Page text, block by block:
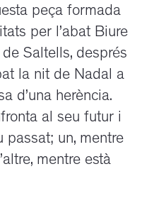
peça formada
per l’abat Biure
Saltells, després
la nit de Nadal a
d’una herència.
al seu futur i
passat; un, mentre
mentre està